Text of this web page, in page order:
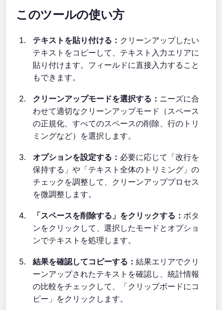
このツールの使い方
テキストを貼り付ける： クリーンアップしたい
テキストをコピーして、テキスト入力エリアに
貼り付けます。フィールドに直接入力すること
もできます。
クリーンアップモードを選択する： ニーズに合
わせて適切なクリーンアップモード（スペース
の正規化、すべてのスペースの削除、行のトリ
ミングなど）を選択します。
オプションを設定する： 必要に応じて「改行を
保持する」や「テキスト全体のトリミング」の
チェックを調整して、クリーンアッププロセス
を微調整します。
「スペースを削除する」をクリックする： ボタ
ンをクリックして、選択したモードとオプショ
ンでテキストを処理します。
結果を確認してコピーする：結果エリアでクリ
ーンアップされたテキストを確認し、統計情報
の比較をチェックして、「クリップボードにコ
ピー」をクリックします。